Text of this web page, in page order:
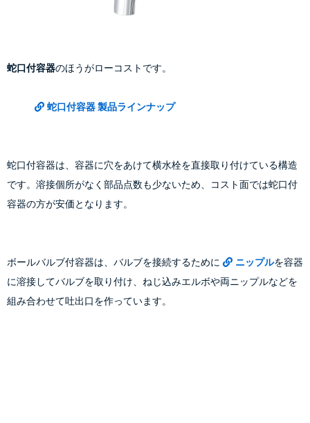
蛇口付容器のほうがローコストです。
蛇口付容器 製品ラインナップ
蛇口付容器は、容器に穴をあけて横水栓を直接取り付けている構造
です。溶接個所がなく部品点数も少ないため、コスト面では蛇口付
容器の方が安価となります。
ボールバルブ付容器は、バルブを接続するために ニップルを容器
に溶接してバルブを取り付け、ねじ込みエルボや両ニップルなどを
組み合わせて吐出口を作っています。